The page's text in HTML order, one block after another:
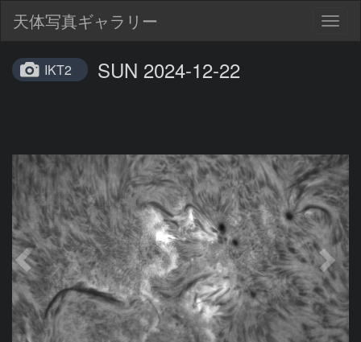
天体写真ギャラリー
IKT2 SUN 2024-12-22